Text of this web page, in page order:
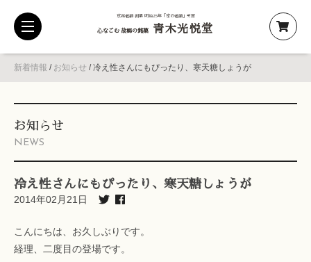
京都老舗 創業 明治25年「京の老舗」受賞
心なごむ 故郷の銘菓 青木光悦堂
toggle
navigation
新着情報 / お知らせ /冷え性さんにもぴったり、寒天糖しょうが
お知らせ
NEWS
冷え性さんにもぴったり、寒天糖しょうが
2014年02月21日
こんにちは、お久しぶりです。
経理、二度目の登場です。